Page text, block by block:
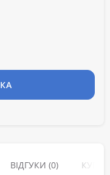
ВІДГУКИ (0)